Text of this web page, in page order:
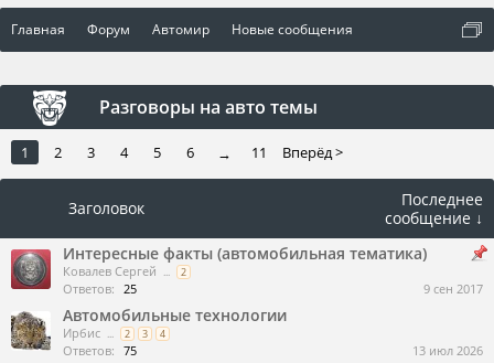
Главная Форум Автомир Новые сообщения
Разговоры на авто темы
1 2 3 4 5 6 → 11 Вперёд >
Заголовок
Последнее
сообщение ↓
Интересные факты (автомобильная тематика)
Ковалев Сергей ... 2
Ответов: 25 9 сен 2017
Автомобильные технологии
Ирбис ... 2 3 4
Ответов: 75 13 июл 2026
оват